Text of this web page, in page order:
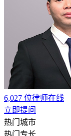
北京律师
上海律师
州律师
西安律师
律师
东
师
沈阳
温州律师 大连律师
南昌律师
展开全部
北京公司经营律师
律图> 法律知识